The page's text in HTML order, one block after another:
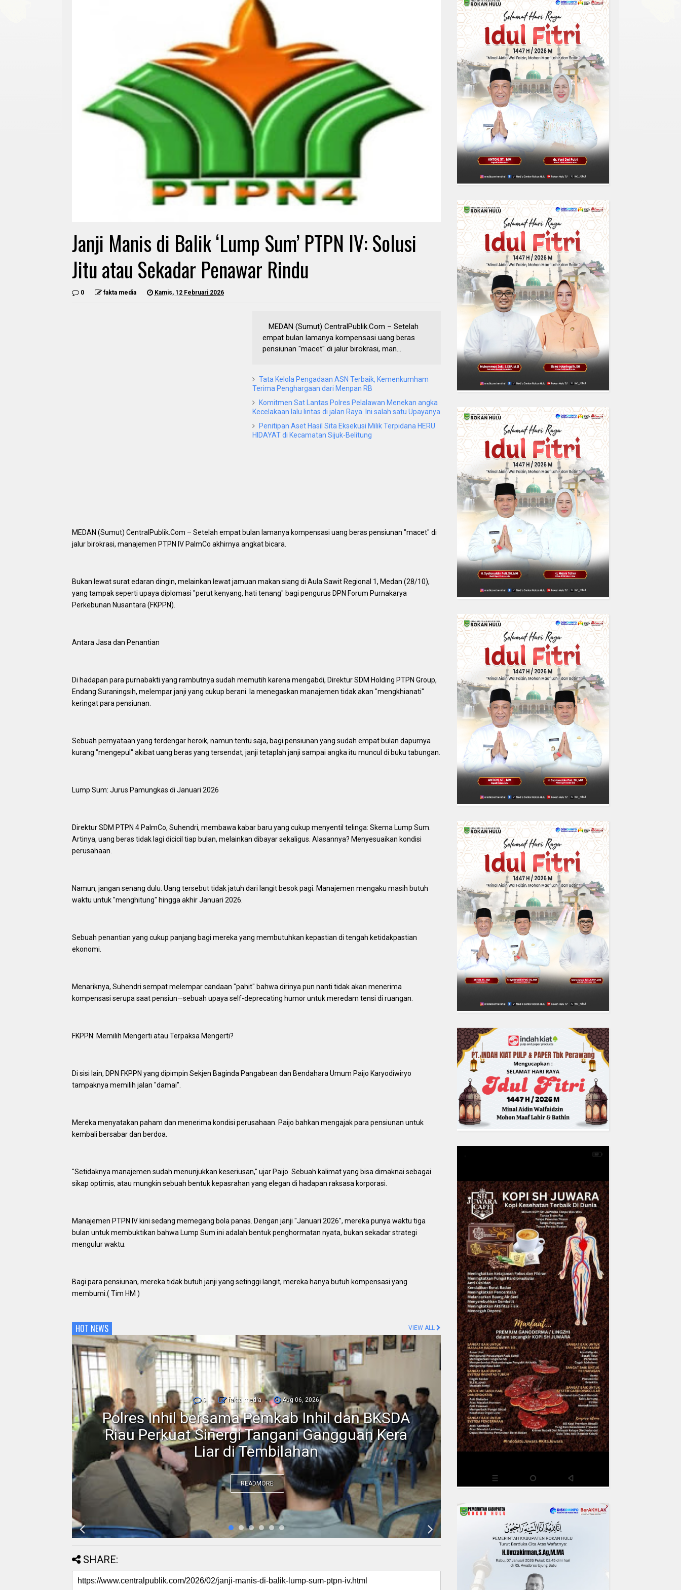
Janji Manis di Balik ‘Lump Sum’ PTPN IV: Solusi
Jitu atau Sekadar Penawar Rindu
0 fakta media Kamis, 12 Februari 2026
‎ ‎MEDAN (Sumut) CentralPublik.Com – Setelah
empat bulan lamanya kompensasi uang beras
pensiunan "macet" di jalur birokrasi, man...
Tata Kelola Pengadaan ASN Terbaik, Kemenkumham
Terima Penghargaan dari Menpan RB
Komitmen Sat Lantas Polres Pelalawan Menekan angka
Kecelakaan lalu lintas di jalan Raya. Ini salah satu Upayanya
Penitipan Aset Hasil Sita Eksekusi Milik Terpidana HERU
HIDAYAT di Kecamatan Sijuk-Belitung
‎MEDAN (Sumut) CentralPublik.Com – Setelah empat bulan lamanya kompensasi uang beras pensiunan "macet" di
jalur birokrasi, manajemen PTPN IV PalmCo akhirnya angkat bicara.
‎Bukan lewat surat edaran dingin, melainkan lewat jamuan makan siang di Aula Sawit Regional 1, Medan (28/10),
yang tampak seperti upaya diplomasi "perut kenyang, hati tenang" bagi pengurus DPN Forum Purnakarya
Perkebunan Nusantara (FKPPN).
‎Antara Jasa dan Penantian
‎Di hadapan para purnabakti yang rambutnya sudah memutih karena mengabdi, Direktur SDM Holding PTPN Group,
Endang Suraningsih, melempar janji yang cukup berani. Ia menegaskan manajemen tidak akan "mengkhianati"
keringat para pensiunan.
‎Sebuah pernyataan yang terdengar heroik, namun tentu saja, bagi pensiunan yang sudah empat bulan dapurnya
kurang "mengepul" akibat uang beras yang tersendat, janji tetaplah janji sampai angka itu muncul di buku tabungan.
‎Lump Sum: Jurus Pamungkas di Januari 2026
‎Direktur SDM PTPN 4 PalmCo, Suhendri, membawa kabar baru yang cukup menyentil telinga: Skema Lump Sum.
Artinya, uang beras tidak lagi dicicil tiap bulan, melainkan dibayar sekaligus. Alasannya? Menyesuaikan kondisi
perusahaan.
‎Namun, jangan senang dulu. Uang tersebut tidak jatuh dari langit besok pagi. Manajemen mengaku masih butuh
waktu untuk "menghitung" hingga akhir Januari 2026.
‎Sebuah penantian yang cukup panjang bagi mereka yang membutuhkan kepastian di tengah ketidakpastian
ekonomi.
‎Menariknya, Suhendri sempat melempar candaan "pahit" bahwa dirinya pun nanti tidak akan menerima
kompensasi serupa saat pensiun—sebuah upaya self-deprecating humor untuk meredam tensi di ruangan.
‎FKPPN: Memilih Mengerti atau Terpaksa Mengerti?
‎Di sisi lain, DPN FKPPN yang dipimpin Sekjen Baginda Pangabean dan Bendahara Umum Paijo Karyodiwiryo
tampaknya memilih jalan "damai".
‎Mereka menyatakan paham dan menerima kondisi perusahaan. Paijo bahkan mengajak para pensiunan untuk
kembali bersabar dan berdoa.
‎"Setidaknya manajemen sudah menunjukkan keseriusan," ujar Paijo. Sebuah kalimat yang bisa dimaknai sebagai
sikap optimis, atau mungkin sebuah bentuk kepasrahan yang elegan di hadapan raksasa korporasi.
‎Manajemen PTPN IV kini sedang memegang bola panas. Dengan janji "Januari 2026", mereka punya waktu tiga
bulan untuk membuktikan bahwa Lump Sum ini adalah bentuk penghormatan nyata, bukan sekadar strategi
mengulur waktu.
‎Bagi para pensiunan, mereka tidak butuh janji yang setinggi langit, mereka hanya butuh kompensasi yang
membumi.( Tim HM )
HOT NEWS VIEW ALL
0 fakta media Aug 06, 2026
Polres Inhil bersama Pemkab Inhil dan BKSDA
Riau Perkuat Sinergi Tangani Gangguan Kera
Liar di Tembilahan
READMORE
0 fakta media
DPC IKADIN Pekanbaru
Desak Polda Riau Beri
Advokat
SHARE: